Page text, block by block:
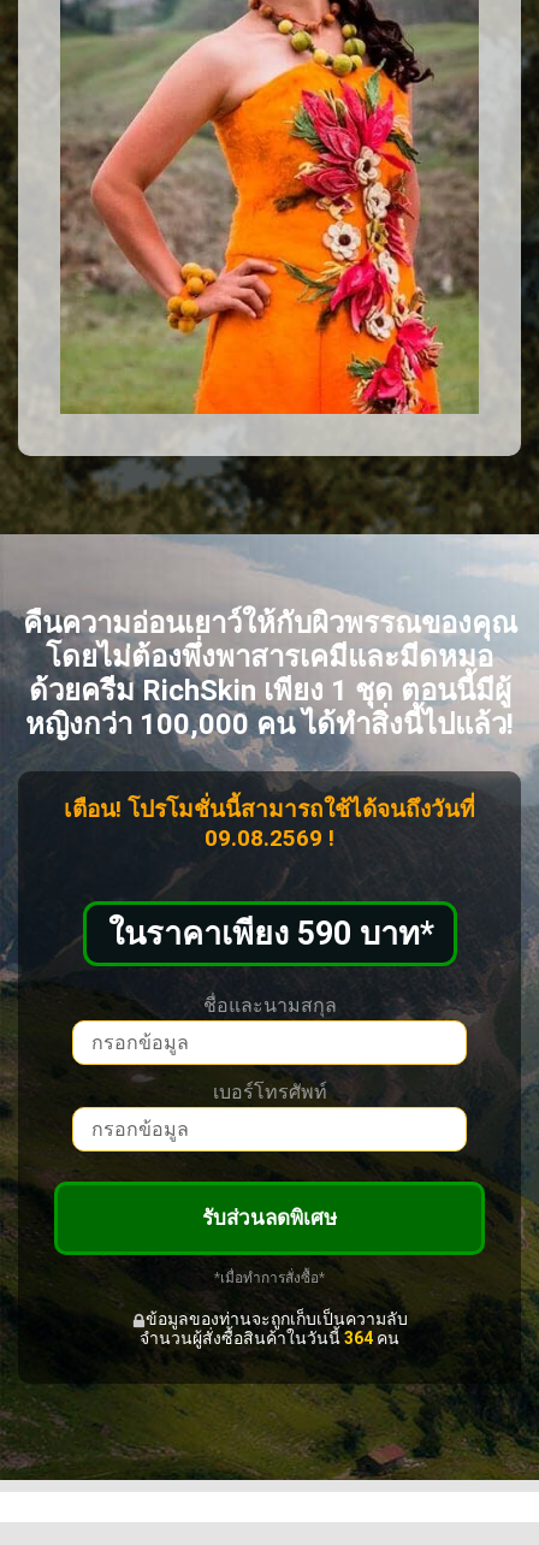
คืนความอ่อนเยาว์ให้กับผิวพรรณของคุณ
โดยไม่ต้องพึ่งพาสารเคมีและมีดหมอ
ด้วยครีม RichSkin เพียง 1 ชุด ตอนนี้มีผู้
หญิงกว่า 100,000 คน ได้ทำสิ่งนี้ไปแล้ว!
เตือน! โปรโมชั่นนี้สามารถใช้ได้จนถึงวันที่
09.08.2569 !
ในราคาเพียง 590 บาท*
ชื่อและนามสกุล
เบอร์โทรศัพท์
รับส่วนลดพิเศษ
*เมื่อทำการสั่งซื้อ*
ข้อมูลของท่านจะถูกเก็บเป็นความลับ
จำนวนผู้สั่งซื้อสินค้าในวันนี้364 คน